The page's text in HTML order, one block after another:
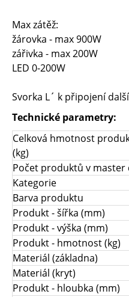
Max zátěž:
žárovka - max 900W
zářivka - max 200W
LED 0-200W
Svorka L´ k připojení
Technické parametry:
Celková hmotnost
(kg)
Počet produktů v master
Kategorie
Barva produktu
Produkt - šířka (mm)
Produkt - výška (mm)
Produkt - hmotnost (kg)
Materiál (základna)
Materiál (kryt)
Produkt - hloubka (mm)